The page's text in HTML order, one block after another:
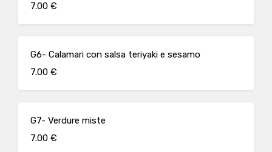
7.00 €
G6- Calamari con salsa teriyaki e sesamo
7.00 €
G7- Verdure miste
7.00 €